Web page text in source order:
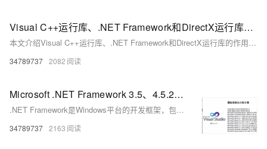
Visual C++运行库、.NET Framework和DirectX运行库的作用及常见问题解决方案，涵盖MSVCP140.dll丢失、0xc000007b错误等典型故障的修复方法
本文介绍Visual C++运行库、.NET Framework和DirectX运行库的作用及常见问题解决方案，涵盖MSVCP140.dll丢失、0xc000007b错误等典型故障的修复方法，提供官方下载链接与系统修复工具使用指南。
34789737 2082
Microsoft .NET Framework 3.5、4.5.2、4.8.1,适用于 Windows 版本的 .NET,Microsoft C Runtime等下载
.NET Framework是Windows平台的开发框架，包含CLR和FCL，支持多种语言开发桌面、Web应用。常用版本有3.5、4.5.2、4.8.1，系统可同时安装多个版本，确保软件兼容运行。
34789737 2163